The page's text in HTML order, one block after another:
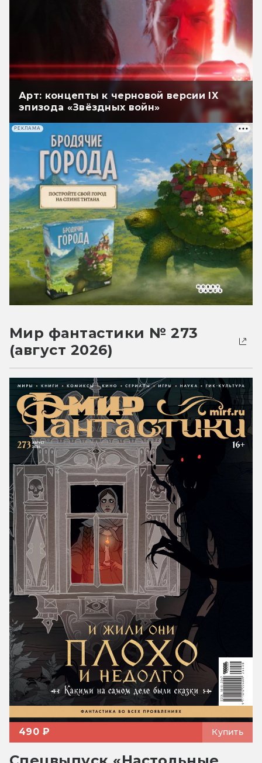
Арт: концепты к черновой версии IX
эпизода «Звёздных войн»
РЕКЛАМА
Мир фантастики № 273
(август 2026)
490 ₽ Купить